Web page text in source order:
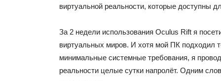
виртуальной реальности, которые доступны
За 2 недели использования Oculus Rift я
виртуальных миров. И хотя мой ПК подходил
минимальные системные требования, я
реальности целые сутки напролёт. Одним